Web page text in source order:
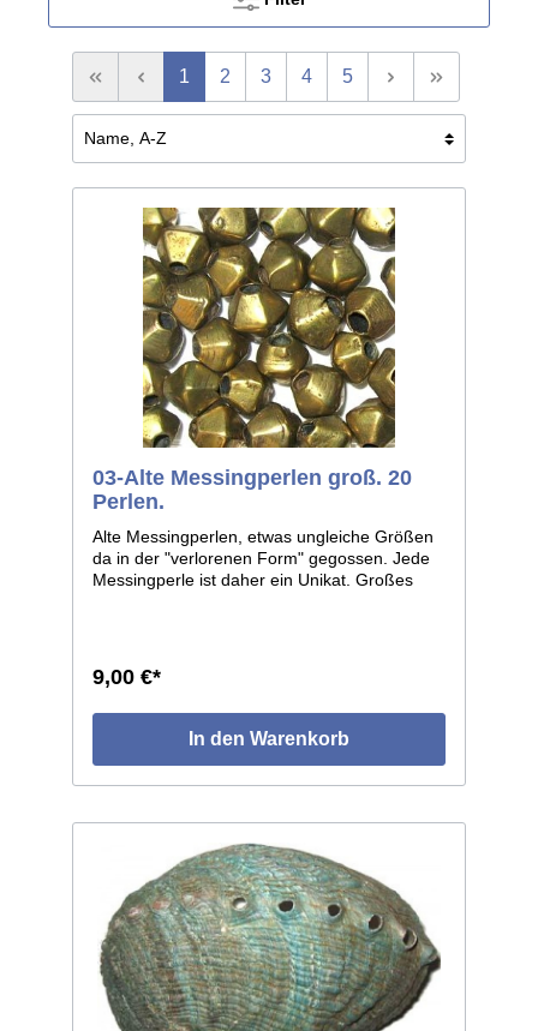
1 2 3 4 5
03-Alte Messingperlen groß. 20
Perlen.
Alte Messingperlen, etwas ungleiche Größen
da in der "verlorenen Form" gegossen. Jede
Messingperle ist daher ein Unikat. Großes
9,00 €*
In den Warenkorb